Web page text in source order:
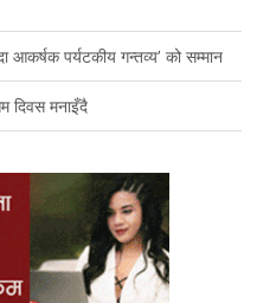
आकर्षक पर्यटकीय गन्तव्य’ को सम्मान
दिवस मनाइँदै